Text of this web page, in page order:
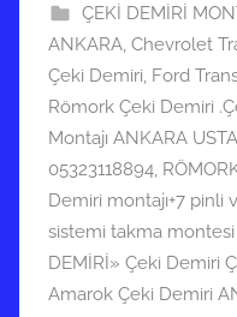
0
2
0
t
a
r
i
h
i
n
ÇEKİ DEMİRİ
ANKARA Chevrolet
Çeki Demiri Ford
Römork Çeki Demiri
Montajı ANKARA
05323118894
Demiri montajı+7 pinli
sistemi takma
DEMİRİ» Çeki Demiri
Amarok Çeki Demiri